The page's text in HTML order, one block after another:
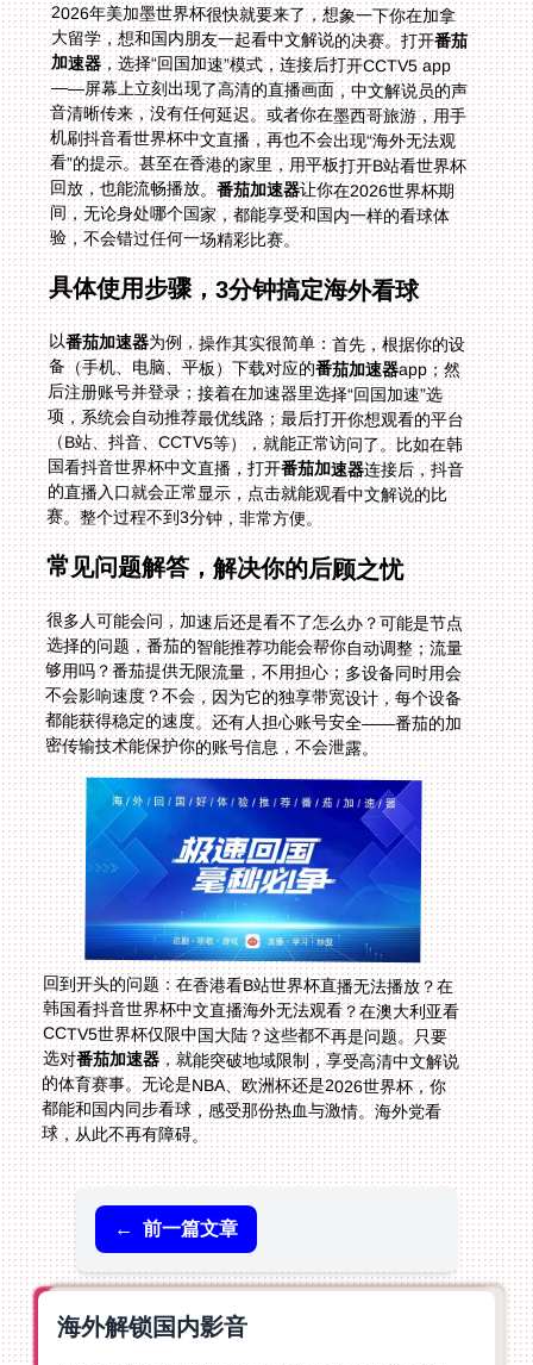
2026年美加墨世界杯很快就要来了，想象一下你在加拿
大留学，想和国内朋友一起看中文解说的决赛。打开番茄
加速器，选择“回国加速”模式，连接后打开CCTV5 app
——屏幕上立刻出现了高清的直播画面，中文解说员的声
音清晰传来，没有任何延迟。或者你在墨西哥旅游，用手
机刷抖音看世界杯中文直播，再也不会出现“海外无法观
看”的提示。甚至在香港的家里，用平板打开B站看世界杯
回放，也能流畅播放。番茄加速器让你在2026世界杯期
间，无论身处哪个国家，都能享受和国内一样的看球体
验，不会错过任何一场精彩比赛。
具体使用步骤，3分钟搞定海外看球
以番茄加速器为例，操作其实很简单：首先，根据你的设
备（手机、电脑、平板）下载对应的番茄加速器app；然
后注册账号并登录；接着在加速器里选择“回国加速”选
项，系统会自动推荐最优线路；最后打开你想观看的平台
（B站、抖音、CCTV5等），就能正常访问了。比如在韩
国看抖音世界杯中文直播，打开番茄加速器连接后，抖音
的直播入口就会正常显示，点击就能观看中文解说的比
赛。整个过程不到3分钟，非常方便。
常见问题解答，解决你的后顾之忧
很多人可能会问，加速后还是看不了怎么办？可能是节点
选择的问题，番茄的智能推荐功能会帮你自动调整；流量
够用吗？番茄提供无限流量，不用担心；多设备同时用会
不会影响速度？不会，因为它的独享带宽设计，每个设备
都能获得稳定的速度。还有人担心账号安全——番茄的加
密传输技术能保护你的账号信息，不会泄露。
回到开头的问题：在香港看B站世界杯直播无法播放？在
韩国看抖音世界杯中文直播海外无法观看？在澳大利亚看
CCTV5世界杯仅限中国大陆？这些都不再是问题。只要
选对番茄加速器，就能突破地域限制，享受高清中文解说
的体育赛事。无论是NBA、欧洲杯还是2026世界杯，你
都能和国内同步看球，感受那份热血与激情。海外党看
球，从此不再有障碍。
← 前一篇文章
海外解锁国内影音